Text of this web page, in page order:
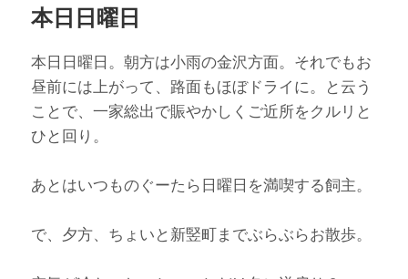
本日日曜日
本日日曜日。朝方は小雨の金沢方面。それでもお
昼前には上がって、路面もほぼドライに。と云う
ことで、一家総出で賑やかしくご近所をクルリと
ひと回り。
あとはいつものぐーたら日曜日を満喫する飼主。
で、夕方、ちょいと新竪町までぶらぶらお散歩。